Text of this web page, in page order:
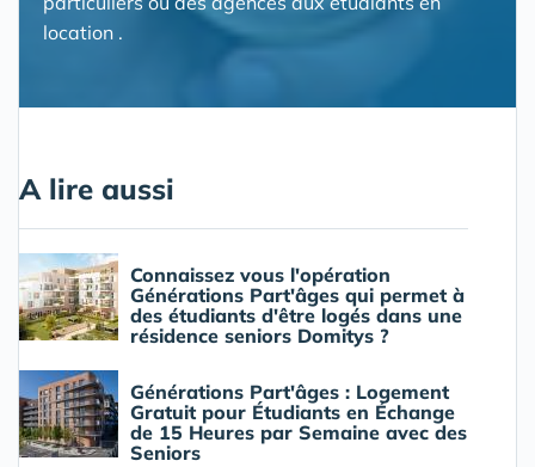
location .
A lire aussi
Connaissez vous l'opération
Générations Part'âges qui permet à
des étudiants d'être logés dans une
résidence seniors Domitys ?
Générations Part'âges : Logement
Gratuit pour Étudiants en Échange
de 15 Heures par Semaine avec des
Seniors